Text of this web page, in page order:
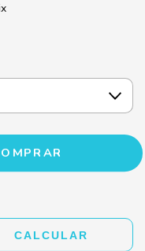
CALCULAR